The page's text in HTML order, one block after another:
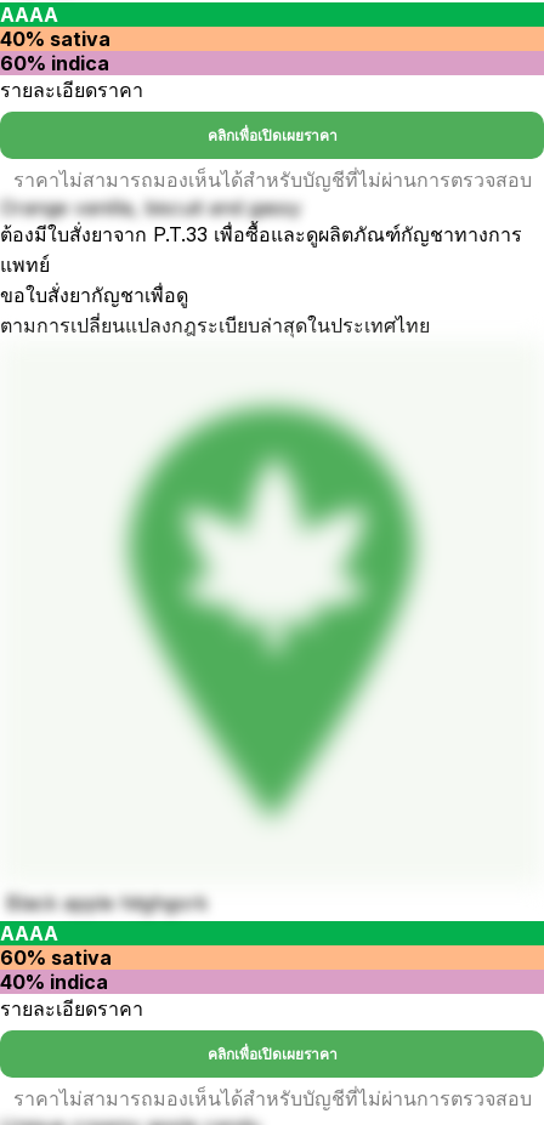
AAAA
40% sativa
60% indica
รายละเอียดราคา
คลิกเพื่อเปิดเผยราคา
ราคาไม่สามารถมองเห็นได้สำหรับบัญชีที่ไม่ผ่านการตรวจสอบ
Orange vanilla, biscuit and gassy
ต้องมีใบสั่งยาจาก P.T.33 เพื่อซื้อและดูผลิตภัณฑ์กัญชาทางการ
แพทย์
ขอใบสั่งยากัญชาเพื่อดู
ตามการเปลี่ยนแปลงกฎระเบียบล่าสุดในประเทศไทย
Black apple hitghgork
AAAA
60% sativa
40% indica
รายละเอียดราคา
คลิกเพื่อเปิดเผยราคา
ราคาไม่สามารถมองเห็นได้สำหรับบัญชีที่ไม่ผ่านการตรวจสอบ